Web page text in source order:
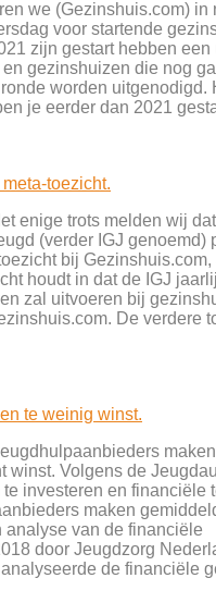
we (Gezinshuis.com) in
voor startende
zijn gestart hebben een
gezinshuizen die nog
worden uitgenodigd.
je eerder dan 2021
toezicht.
enige trots melden wij
(verder IGJ genoemd)
bij
houdt in dat de IGJ
zal uitvoeren bij
De verdere
te weinig winst.
winst. Volgens de
investeren en financiële
maken
analyse van de financiële
door Jeugdzorg
de financiële